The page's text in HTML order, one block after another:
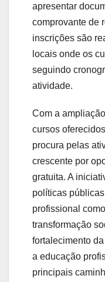
apresentar
comprovante de
inscrições são
locais onde os
seguindo
atividade.
Com a
cursos
procura pelas
crescente por
gratuita. A
políticas
profissional
transformação
fortalecimento
a educação
principais